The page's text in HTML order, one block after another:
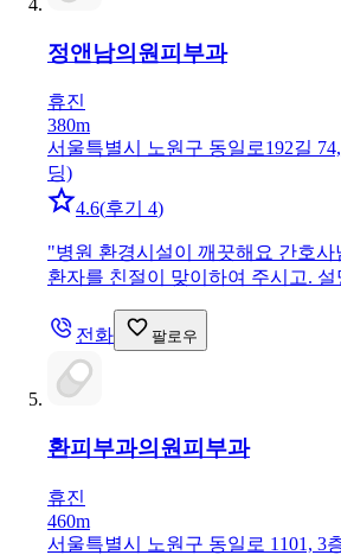
정앤남의원 피부과
휴진
380m
서울특별시 노원구 동일로192길
딩)
4.6(후기 4)
"병원 환경시설이 깨끗해요 간호사
환자를 친절이 맞이하여 주시고.
전화 팔로우
환피부과의원 피부과
휴진
460m
서울특별시 노원구 동일로 1101, 3